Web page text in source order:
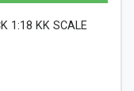
1:18 KK SCALE